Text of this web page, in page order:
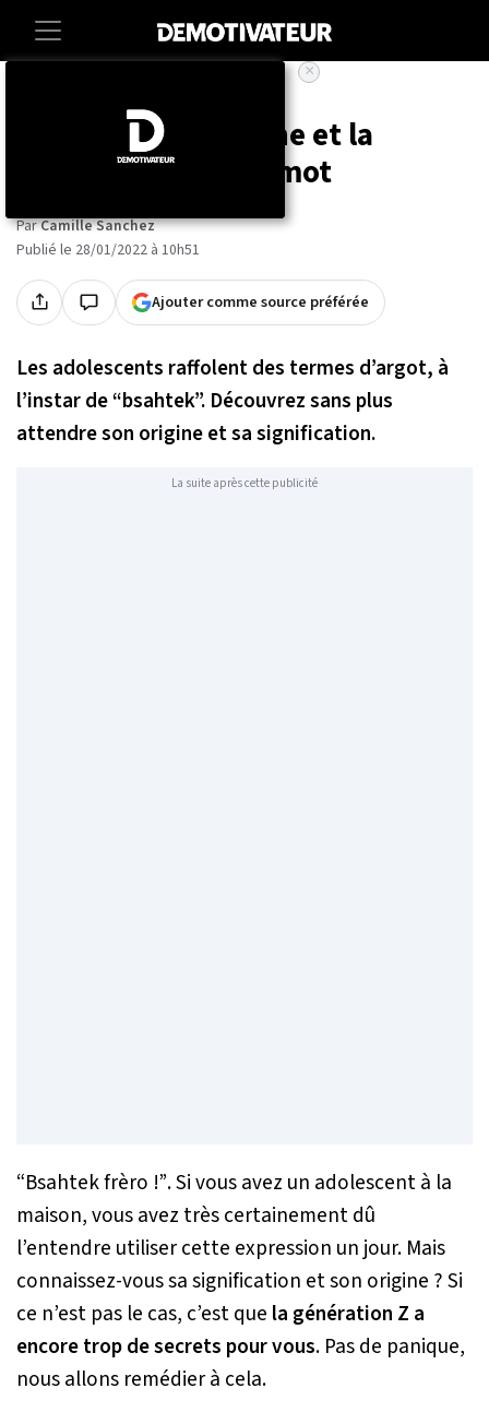
“Bsahtek” : l'origine et la
signification de ce mot
ParCamille Sanchez
Publié le 28/01/2022 à 10h51
Ajouter comme source préférée
Les adolescents raffolent des termes d’argot, à
l’instar de “bsahtek”. Découvrez sans plus
attendre son origine et sa signification.
La suite après cette publicité
“Bsahtek frèro !”. Si vous avez un adolescent à la
maison, vous avez très certainement dû
l’entendre utiliser cette expression un jour. Mais
connaissez-vous sa signification et son origine ? Si
ce n’est pas le cas, c’est que la génération Z a
encore trop de secrets pour vous. Pas de panique,
nous allons remédier à cela.
×